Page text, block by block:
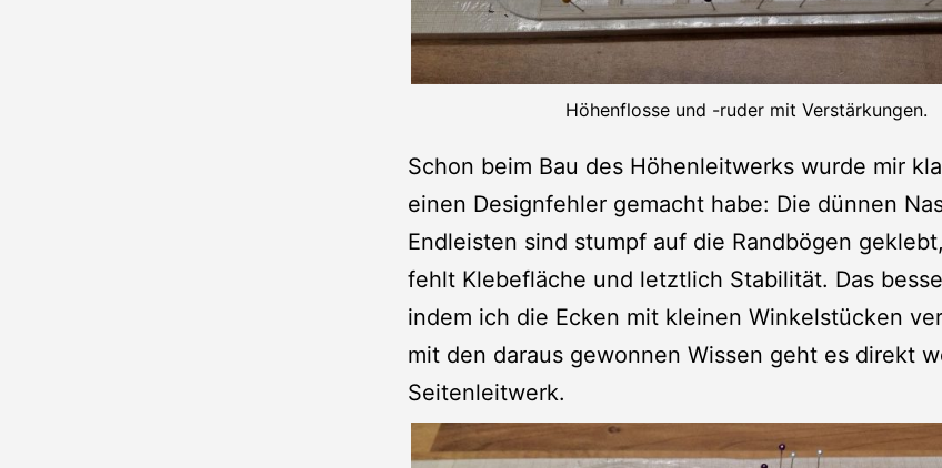
Höhenflosse und -ruder mit Verstärkungen.
Schon beim Bau des Höhenleitwerks wurde mir
einen Designfehler gemacht habe: Die dünnen
Endleisten sind stumpf auf die Randbögen
fehlt Klebefläche und letztlich Stabilität. Das
indem ich die Ecken mit kleinen Winkelstücken
mit den daraus gewonnen Wissen geht es direkt
Seitenleitwerk.